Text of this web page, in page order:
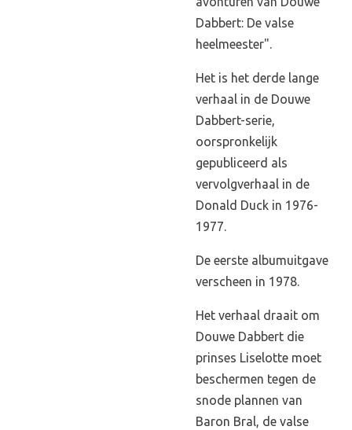
Dabbert: De valse
heelmeester".
Het is het derde lange
verhaal in de Douwe
Dabbert-serie,
oorspronkelijk
gepubliceerd als
vervolgverhaal in de
Donald Duck in 1976-
1977.
De eerste albumuitgave
verscheen in 1978.
Het verhaal draait om
Douwe Dabbert die
prinses Liselotte moet
beschermen tegen de
snode plannen van
Baron Bral, de valse